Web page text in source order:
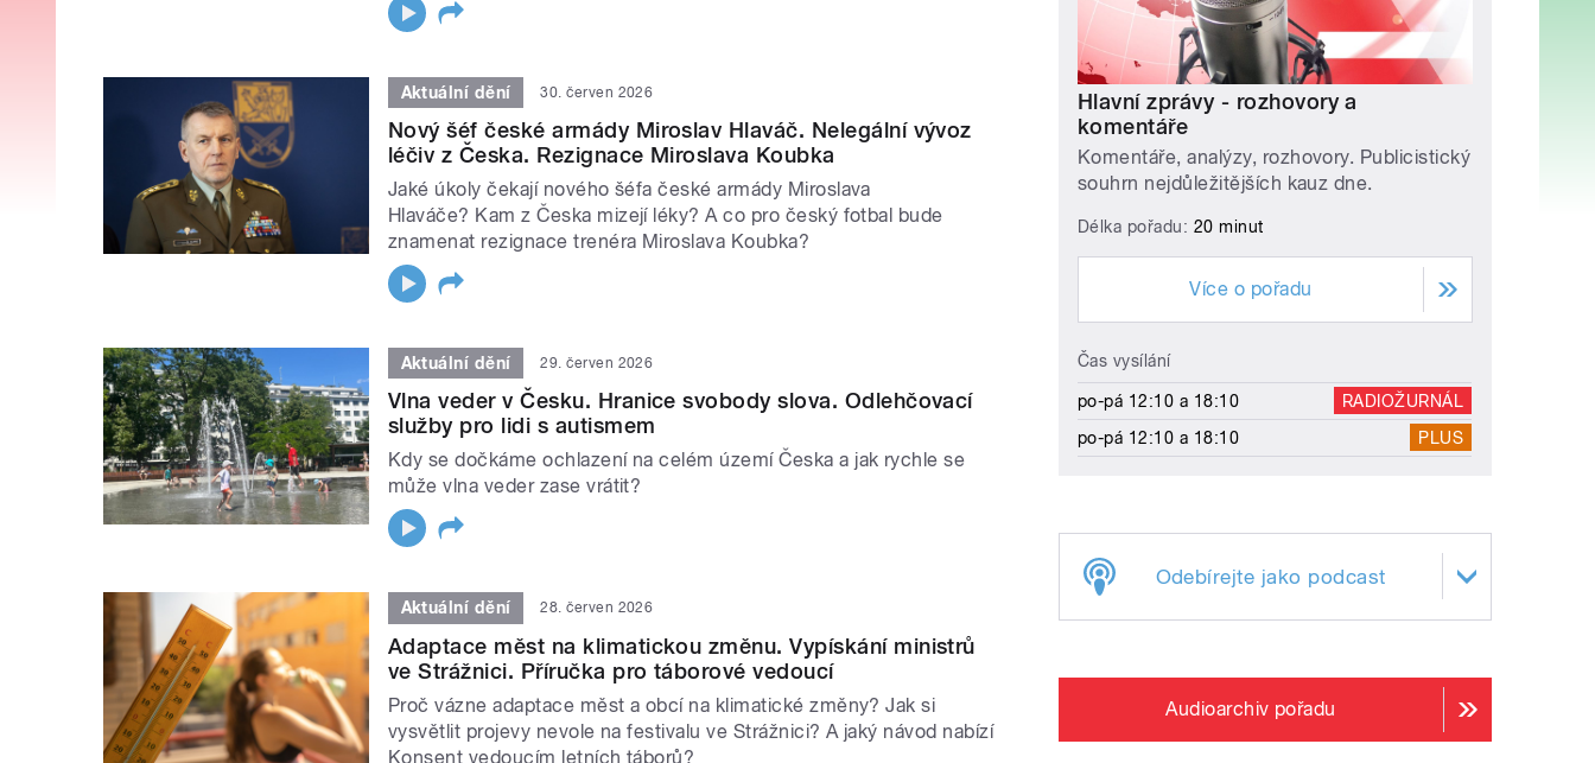
Aktuální dění 30. červen 2026
Nový šéf české armády Miroslav Hlaváč. Nelegální vývoz
léčiv z Česka. Rezignace Miroslava Koubka
Jaké úkoly čekají nového šéfa české armády Miroslava
Hlaváče? Kam z Česka mizejí léky? A co pro český fotbal bude
znamenat rezignace trenéra Miroslava Koubka?
Aktuální dění 29. červen 2026
Vlna veder v Česku. Hranice svobody slova. Odlehčovací
služby pro lidi s autismem
Kdy se dočkáme ochlazení na celém území Česka a jak rychle se
může vlna veder zase vrátit?
Aktuální dění 28. červen 2026
Adaptace měst na klimatickou změnu. Vypískání ministrů
ve Strážnici. Příručka pro táborové vedoucí
Proč vázne adaptace měst a obcí na klimatické změny? Jak si
vysvětlit projevy nevole na festivalu ve Strážnici? A jaký návod nabízí
Konsent vedoucím letních táborů?
Hlavní zprávy - rozhovory a
komentáře
Komentáře, analýzy, rozhovory. Publicistický
souhrn nejdůležitějších kauz dne.
Délka pořadu: 20 minut
Více o pořadu
Čas vysílání
po-pá 12:10 a 18:10
RADIOŽURNÁL
po-pá 12:10 a 18:10
PLUS
Odebírejte jako podcast
Audioarchiv pořadu